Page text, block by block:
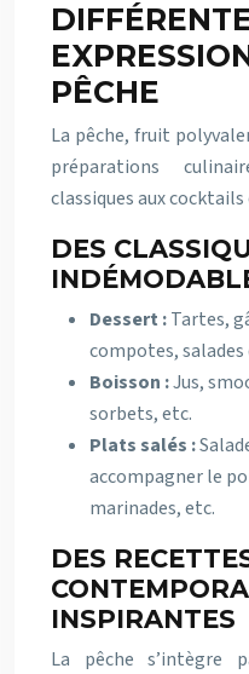
PÊCHE
La pêche, fruit
préparations
classiques aux
DES
Dessert :Tartes,
compotes,
Boisson :Jus,
sorbets, etc.
Plats salés :
accompagner le
marinades, etc.
DES
INSPIRANTES
La pêche s’intègre